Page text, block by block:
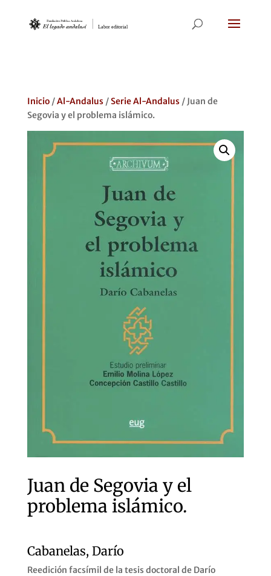
Inicio/Al-Andalus/Serie Al-Andalus/ Juan de
Segovia y el problema islámico.
Juan de Segovia y el
problema islámico.
Cabanelas, Darío
Reedición facsímil de la tesis doctoral de Darío